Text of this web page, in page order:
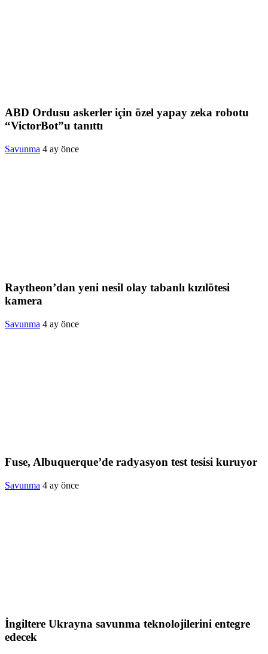
ABD Ordusu askerler için özel yapay zeka robotu
“VictorBot”u tanıttı
Savunma 4 ay önce
Raytheon’dan yeni nesil olay tabanlı kızılötesi
kamera
Savunma 4 ay önce
Fuse, Albuquerque’de radyasyon test tesisi kuruyor
Savunma 4 ay önce
İngiltere Ukrayna savunma teknolojilerini entegre
edecek